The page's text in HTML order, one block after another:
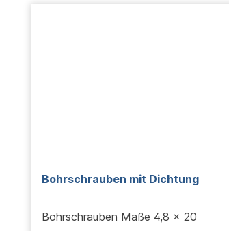
Bohrschrauben mit Dichtung
Bohrschrauben Maße 4,8 x 20